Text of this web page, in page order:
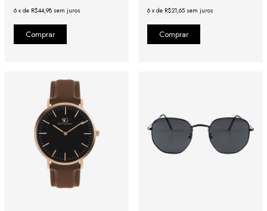
6 x de R$44,98 sem juros 6 x de R$21,65 sem juros